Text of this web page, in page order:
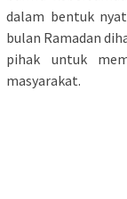
dalam bentuk
bulan Ramadan
pihak untuk
masyarakat.